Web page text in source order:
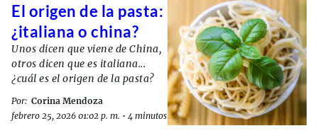
El origen de la pasta:
¿italiana o china?
Unos dicen que viene de China,
otros dicen que es italiana...
¿cuál es el origen de la pasta?
Por: Corina Mendoza
febrero 25, 2026 01:02 p. m. • 4 minutos de lectura